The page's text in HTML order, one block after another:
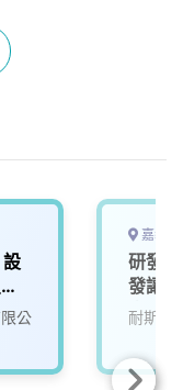
公
嘉義
研發
發讓
來)1
耐斯企